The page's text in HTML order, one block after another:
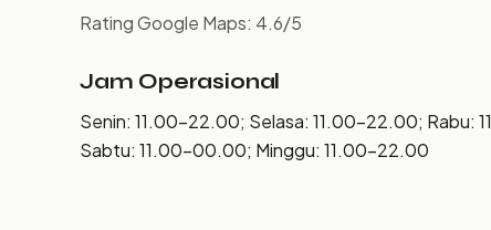
Rating Google Maps: 4.6/5
Jam Operasional
Senin: 11.00–22.00; Selasa: 11.00–22.00; Rabu:
Sabtu: 11.00–00.00; Minggu: 11.00–22.00